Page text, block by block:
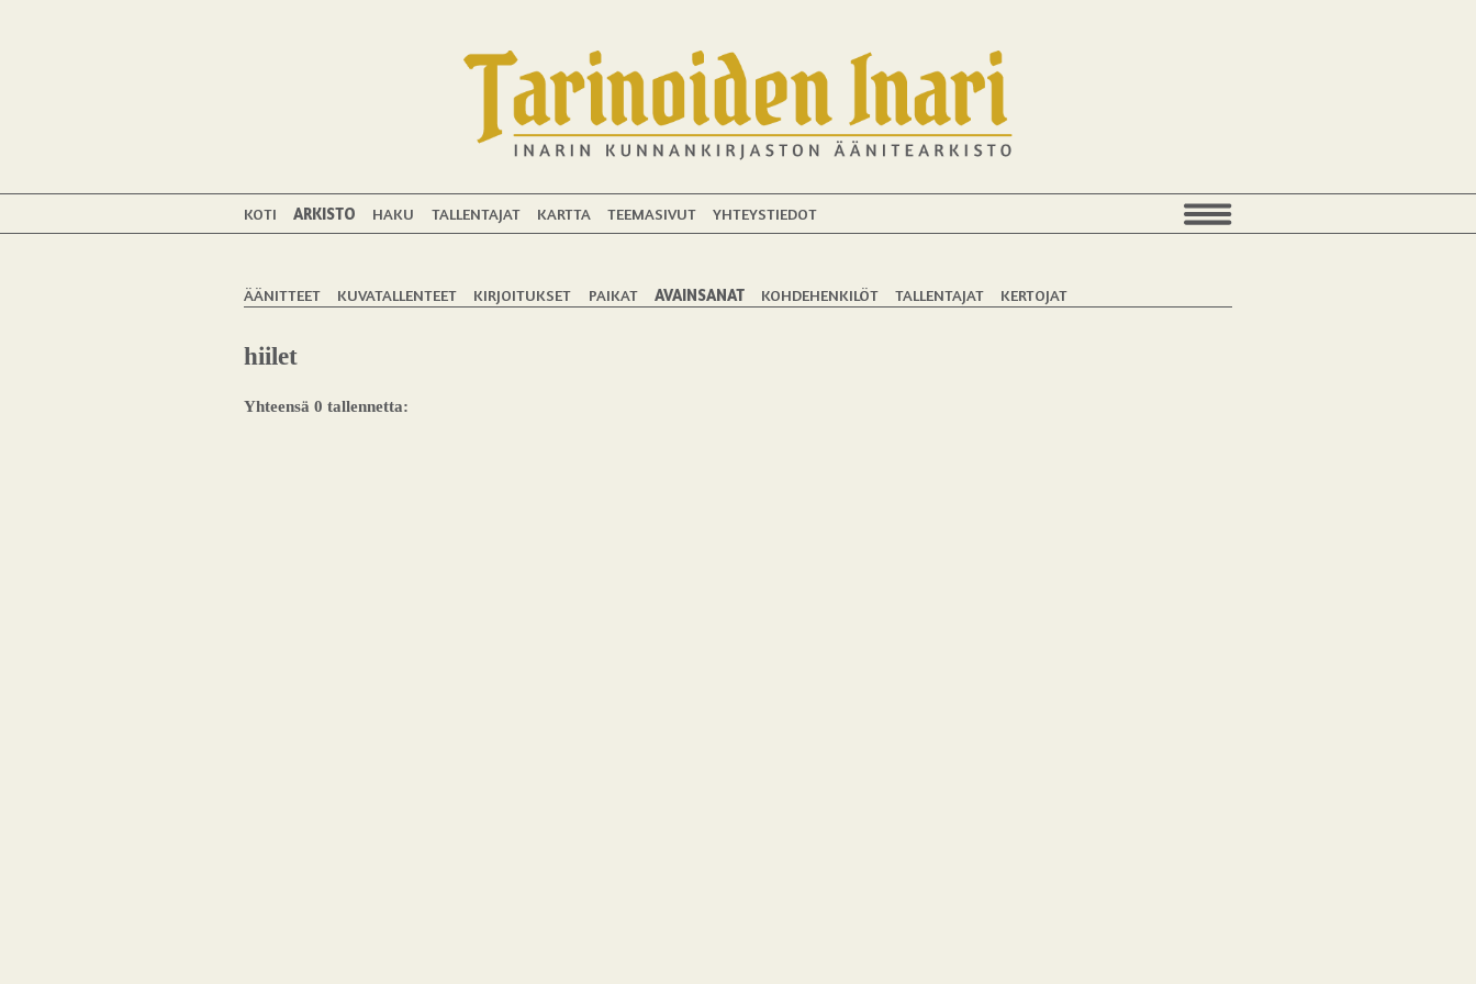
KOTI ARKISTO HAKU TALLENTAJAT KARTTA TEEMASIVUT YHTEYSTIEDOT
ÄÄNITTEET KUVATALLENTEET KIRJOITUKSET PAIKAT AVAINSANAT KOHDEHENKILÖT TALLENTAJAT KERTOJAT
hiilet
Yhteensä 0 tallennetta: